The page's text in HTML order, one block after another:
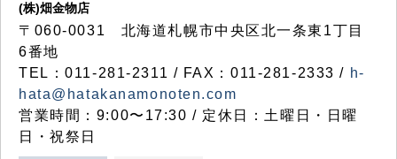
(株)畑金物店
〒060-0031 北海道札幌市中央区北一条東1丁目
6番地
TEL：011-281-2311 / FAX：011-281-2333 / h-
hata@hatakanamonoten.com
営業時間：9:00〜17:30 / 定休日：土曜日・日曜
日・祝祭日